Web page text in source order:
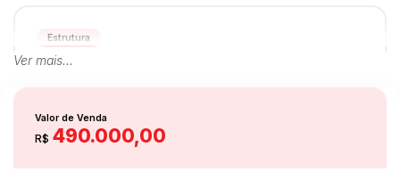
Estrutura
Copa
Ver mais...
R$ 490.000,00
Valor de Venda